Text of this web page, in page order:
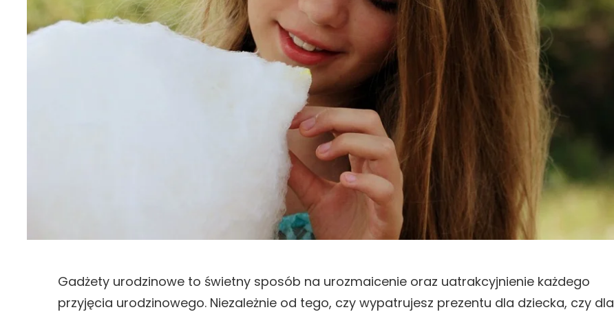
Gadżety urodzinowe to świetny sposób na urozmaicenie oraz uatrakcyjnienie każdego
przyjęcia urodzinowego. Niezależnie od tego, czy wypatrujesz prezentu dla dziecka, czy dla